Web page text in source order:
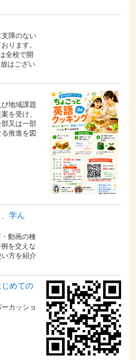
障のない
ります。
全校で開
はござい
地域課題
を受け、
又は一部
推進を図
学ん
動画の種
を交えな
方を紹介
めての
カッショ